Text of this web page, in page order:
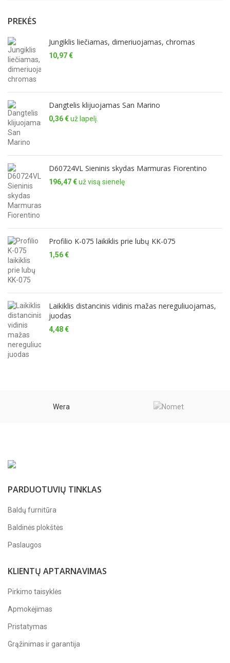
PREKĖS
Jungiklis liečiamas, dimeriuojamas, chromas
10,97€
Dangtelis klijuojamas San Marino
0,36€už lapelį.
D60724VL Sieninis skydas Marmuras Fiorentino
196,47€už visą sienelę
Profilio K-075 laikiklis prie lubų KK-075
1,56€
Laikiklis distancinis vidinis mažas nereguliuojamas,
juodas
4,48€
Wera
PARDUOTUVIŲ TINKLAS
Baldų furnitūra
Baldinės plokštės
Paslaugos
KLIENTŲ APTARNAVIMAS
Pirkimo taisyklės
Apmokėjimas
Pristatymas
Grąžinimas ir garantija